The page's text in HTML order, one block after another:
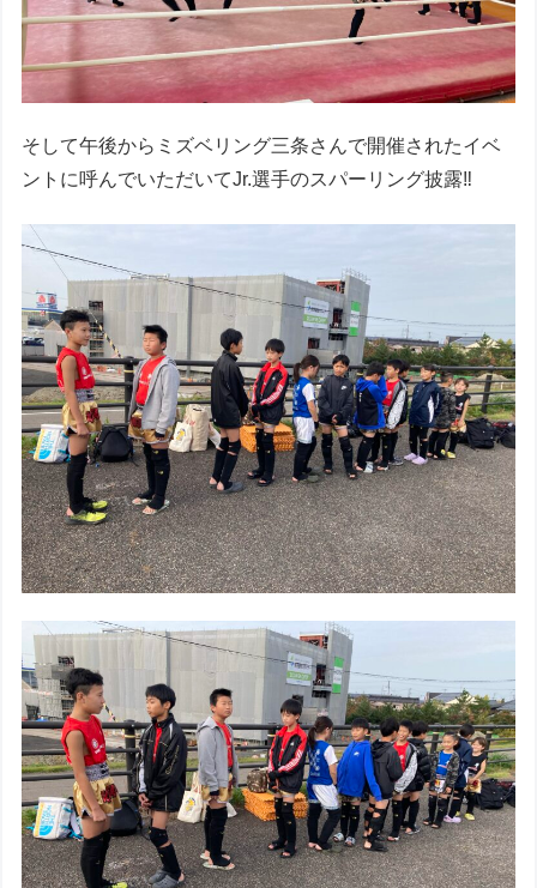
そして午後からミズベリング三条さんで開催されたイベ
ントに呼んでいただいてJr.選手のスパーリング披露‼︎